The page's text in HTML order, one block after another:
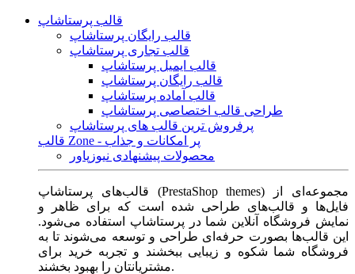
قالب پرستاشاپ
قالب رایگان پرستاشاپ
قالب تجاری پرستاشاپ
قالب ایمیل پرستاشاپ
قالب رایگان پرستاشاپ
قالب آماده پرستاشاپ
طراحی قالب اختصاصی پرستاشاپ
پرفروش ترین قالب های پرستاشاپ
قالب Zone - پر امکانات و جذاب
محصولات پیشنهادی نیوزپاور
قالب‌های پرستاشاپ (PrestaShop themes) مجموعه‌ای از
فایل‌ها و قالب‌های طراحی شده است که برای ظاهر و
نمایش فروشگاه آنلاین شما در پرستاشاپ استفاده می‌شود.
این قالب‌ها بصورت حرفه‌ای طراحی و توسعه می‌شوند تا به
فروشگاه شما شکوه و زیبایی ببخشند و تجربه خرید برای
مشتریانتان را بهبود بخشند.